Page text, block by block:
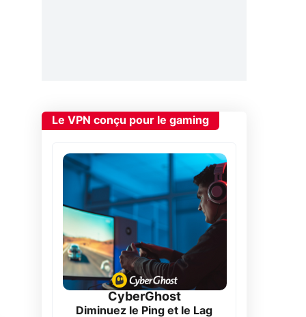
Le VPN conçu pour le gaming
CyberGhost
Diminuez le Ping et le Lag